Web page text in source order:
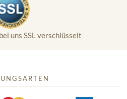
uns SSL verschlüsselt